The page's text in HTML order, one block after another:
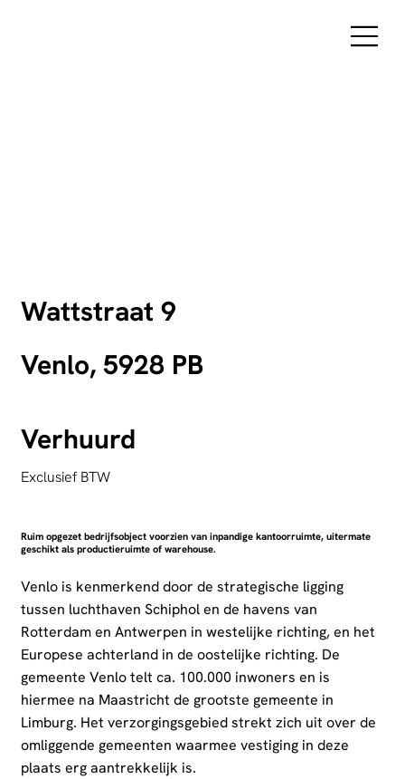
Wattstraat 9
Venlo, 5928 PB
Verhuurd
Exclusief BTW
Ruim opgezet bedrijfsobject voorzien van inpandige kantoorruimte, uitermate
geschikt als productieruimte of warehouse.
Venlo is kenmerkend door de strategische ligging
tussen luchthaven Schiphol en de havens van
Rotterdam en Antwerpen in westelijke richting, en het
Europese achterland in de oostelijke richting. De
gemeente Venlo telt ca. 100.000 inwoners en is
hiermee na Maastricht de grootste gemeente in
Limburg. Het verzorgingsgebied strekt zich uit over de
omliggende gemeenten waarmee vestiging in deze
plaats erg aantrekkelijk is.